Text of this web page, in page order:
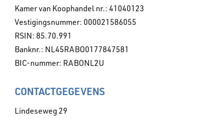
Kamer van Koophandel nr.: 41040123
Vestigingsnummer: 000021586055
RSIN: 85.70.991
Banknr.: NL45RABO0177847581
BIC-nummer: RABONL2U
CONTACTGEGEVENS
Lindeseweg 29